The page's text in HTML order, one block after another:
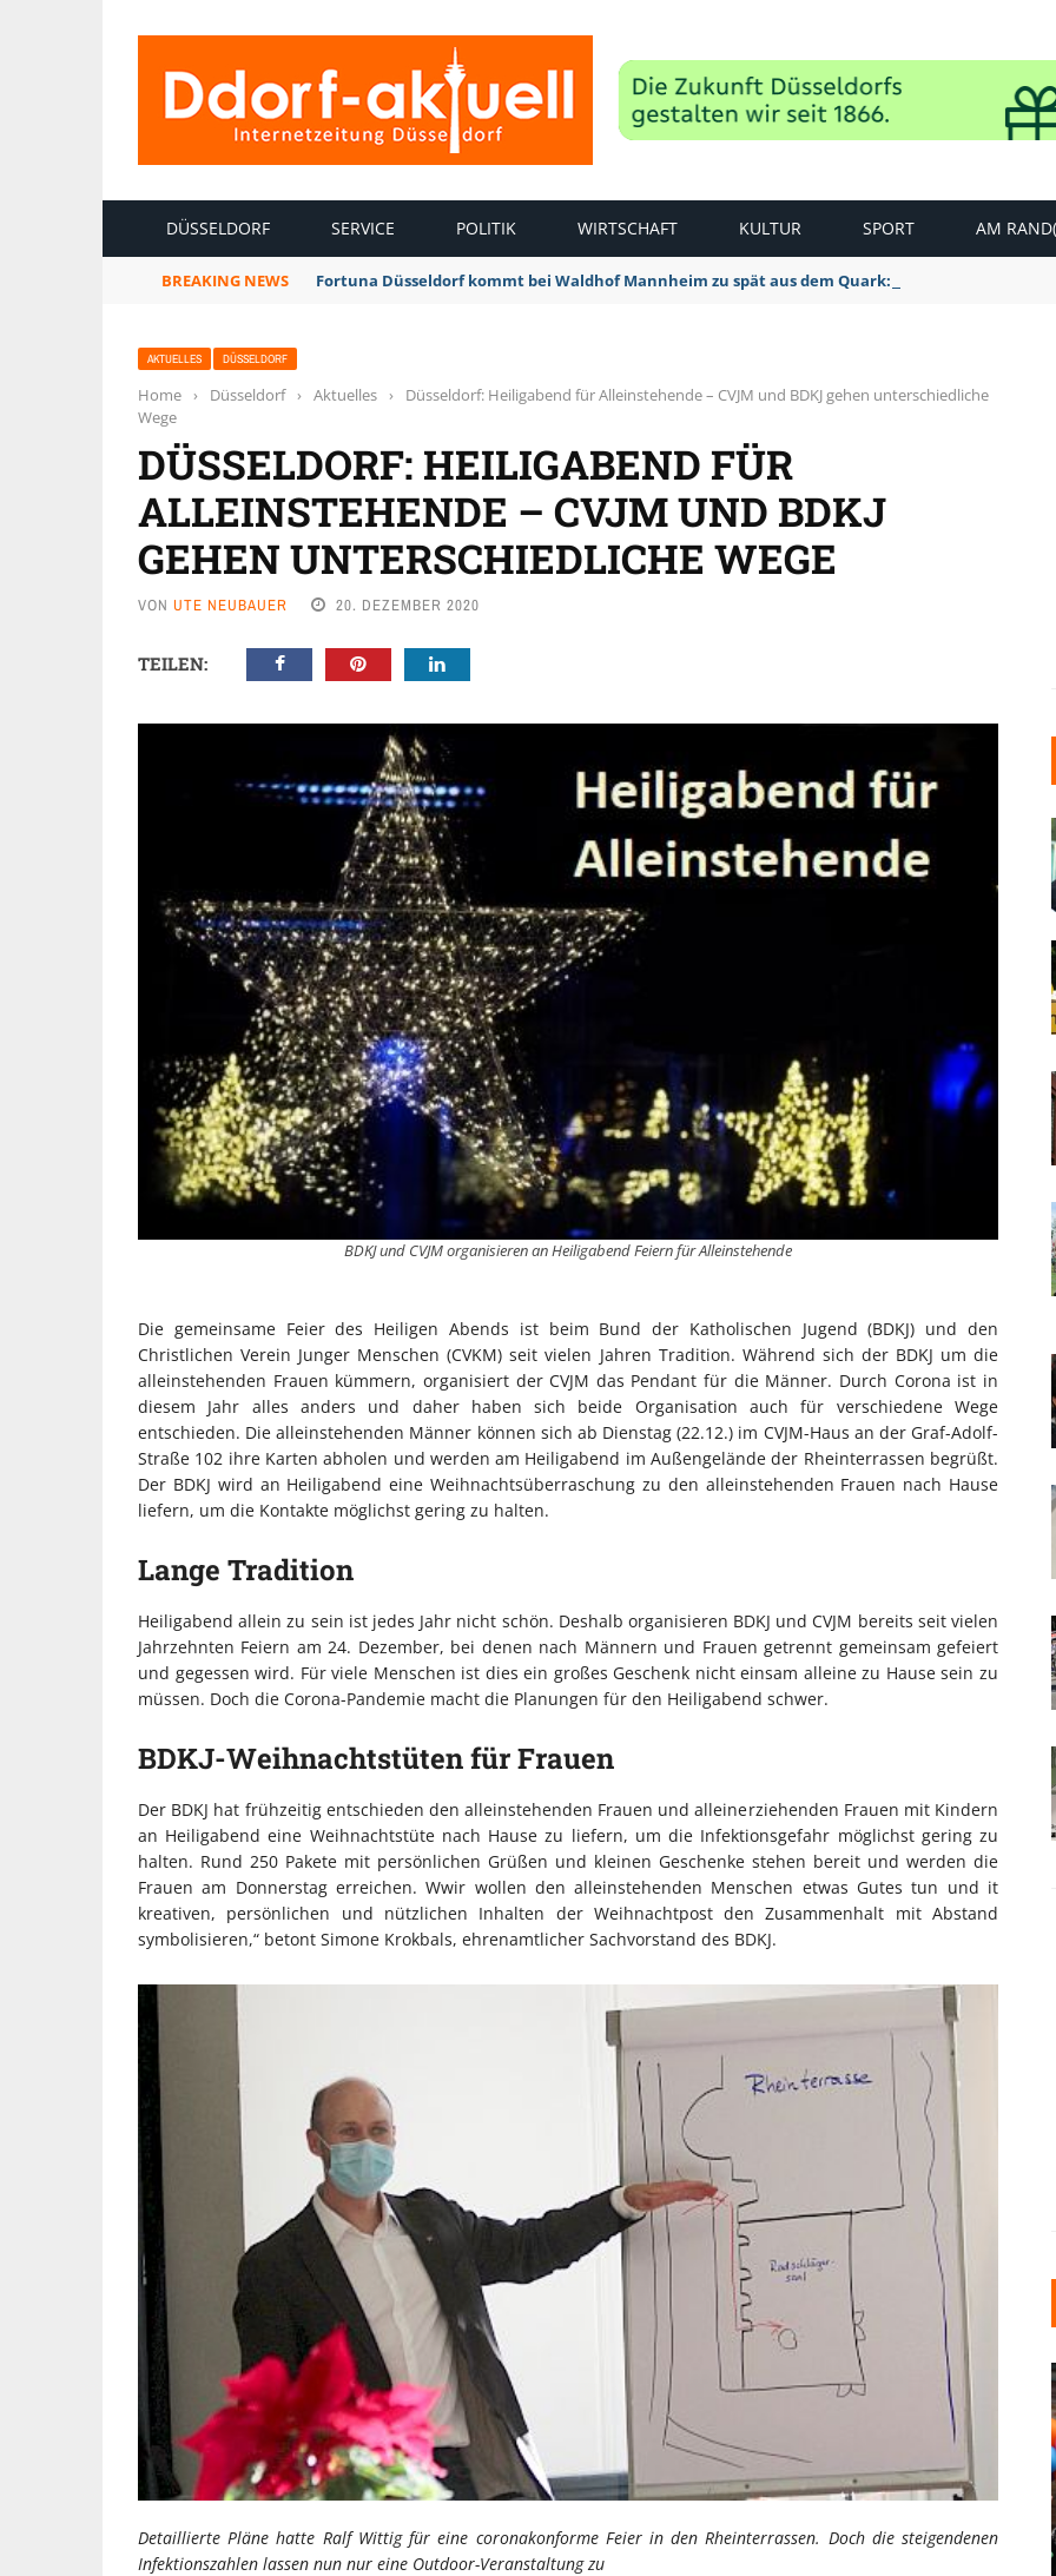
DÜSSELDORF SERVICE POLITIK WIRTSCHAFT KULTUR SPORT AM
BREAKING NEWS Fortuna Düsseldorf kommt bei Waldhof Mannheim zu spät aus dem Quark: 1:2 Niederlage
AKTUELLES DÜSSELDORF
Home › Düsseldorf › Aktuelles ›
Düsseldorf: Heiligabend für Alleinstehende – CVJM und BDKJ gehen unterschiedliche
Wege
DÜSSELDORF: HEILIGABEND FÜR
ALLEINSTEHENDE – CVJM UND BDKJ
GEHEN UNTERSCHIEDLICHE WEGE
VON UTE NEUBAUER 20. DEZEMBER 2020
TEILEN:
BDKJ und CVJM organisieren an Heiligabend Feiern für Alleinstehende
Die gemeinsame Feier des Heiligen Abends ist beim Bund der Katholischen Jugend (BDKJ) und den
Christlichen Verein Junger Menschen (CVKM) seit vielen Jahren Tradition. Während sich der BDKJ um die
alleinstehenden Frauen kümmern, organisiert der CVJM das Pendant für die Männer. Durch Corona ist in
diesem Jahr alles anders und daher haben sich beide Organisation auch für verschiedene Wege
entschieden. Die alleinstehenden Männer können sich ab Dienstag (22.12.) im CVJM-Haus an der Graf-Adolf-
Straße 102 ihre Karten abholen und werden am Heiligabend im Außengelände der Rheinterrassen begrüßt.
Der BDKJ wird an Heiligabend eine Weihnachtsüberraschung zu den alleinstehenden Frauen nach Hause
liefern, um die Kontakte möglichst gering zu halten.
Lange Tradition
Heiligabend allein zu sein ist jedes Jahr nicht schön. Deshalb organisieren BDKJ und CVJM bereits seit vielen
Jahrzehnten Feiern am 24. Dezember, bei denen nach Männern und Frauen getrennt gemeinsam gefeiert
und gegessen wird. Für viele Menschen ist dies ein großes Geschenk nicht einsam alleine zu Hause sein zu
müssen. Doch die Corona-Pandemie macht die Planungen für den Heiligabend schwer.
BDKJ-Weihnachtstüten für Frauen
Der BDKJ hat frühzeitig entschieden den alleinstehenden Frauen und alleinerziehenden Frauen mit Kindern
an Heiligabend eine Weihnachtstüte nach Hause zu liefern, um die Infektionsgefahr möglichst gering zu
halten. Rund 250 Pakete mit persönlichen Grüßen und kleinen Geschenke stehen bereit und werden die
Frauen am Donnerstag erreichen. Wwir wollen den alleinstehenden Menschen etwas Gutes tun und it
kreativen, persönlichen und nützlichen Inhalten der Weihnachtpost den Zusammenhalt mit Abstand
symbolisieren,“ betont Simone Krokbals, ehrenamtlicher Sachvorstand des BDKJ.
Detaillierte Pläne hatte Ralf Wittig für eine coronakonforme Feier in den Rheinterrassen. Doch die steigendenen
Infektionszahlen lassen nun nur eine Outdoor-Veranstaltung zu
INDUSTRIELLER CHIC: WIE